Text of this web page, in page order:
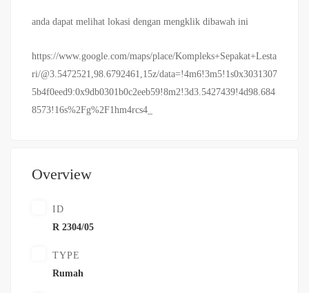
anda dapat melihat lokasi dengan mengklik dibawah ini
https://www.google.com/maps/place/Kompleks+Sepakat+Lesta
ri/@3.5472521,98.6792461,15z/data=!4m6!3m5!1s0x3031307
5b4f0eed9:0x9db0301b0c2eeb59!8m2!3d3.5427439!4d98.684
8573!16s%2Fg%2F1hm4rcs4_
Overview
ID
R 2304/05
TYPE
Rumah